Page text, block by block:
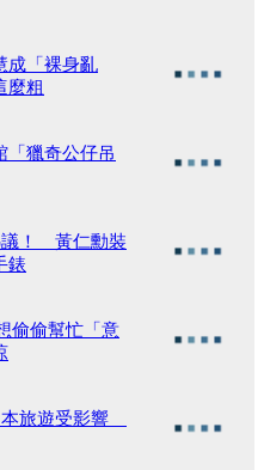
「裸身亂
麼粗
獵奇公仔吊
議！ 黃仁勳裝
錶
偷偷幫忙「意
旅遊受影響